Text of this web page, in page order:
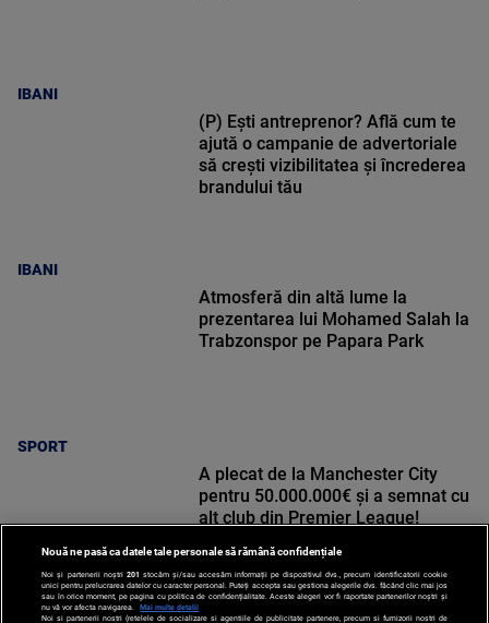
IBANI
IBANI
(P) Ești antreprenor? Află cum te
ajută o campanie de advertoriale
să crești vizibilitatea și încrederea
brandului tău
SPORT
Atmosferă din altă lume la
prezentarea lui Mohamed Salah la
Trabzonspor pe Papara Park
A plecat de la Manchester City
pentru 50.000.000€ și a semnat cu
alt club din Premier League!
Nouă ne pasă ca datele tale personale să rămână confidențiale
Noi și partenerii noștri 201 stocăm și/sau accesăm informații pe dispozitivul dvs., precum identificatorii cookie
unici pentru prelucrarea datelor cu caracter personal. Puteți accepta sau gestiona alegerile dvs. făcând clic mai jos
sau în orice moment, pe pagina cu politica de confidențialitate. Aceste alegeri vor fi raportate partenerilor noștri și
nu vă vor afecta navigarea.
Mai multe detalii
Noi si partenerii nostri (retelele de socializare si agentiile de publicitate partenere, precum si furnizorii nostri de